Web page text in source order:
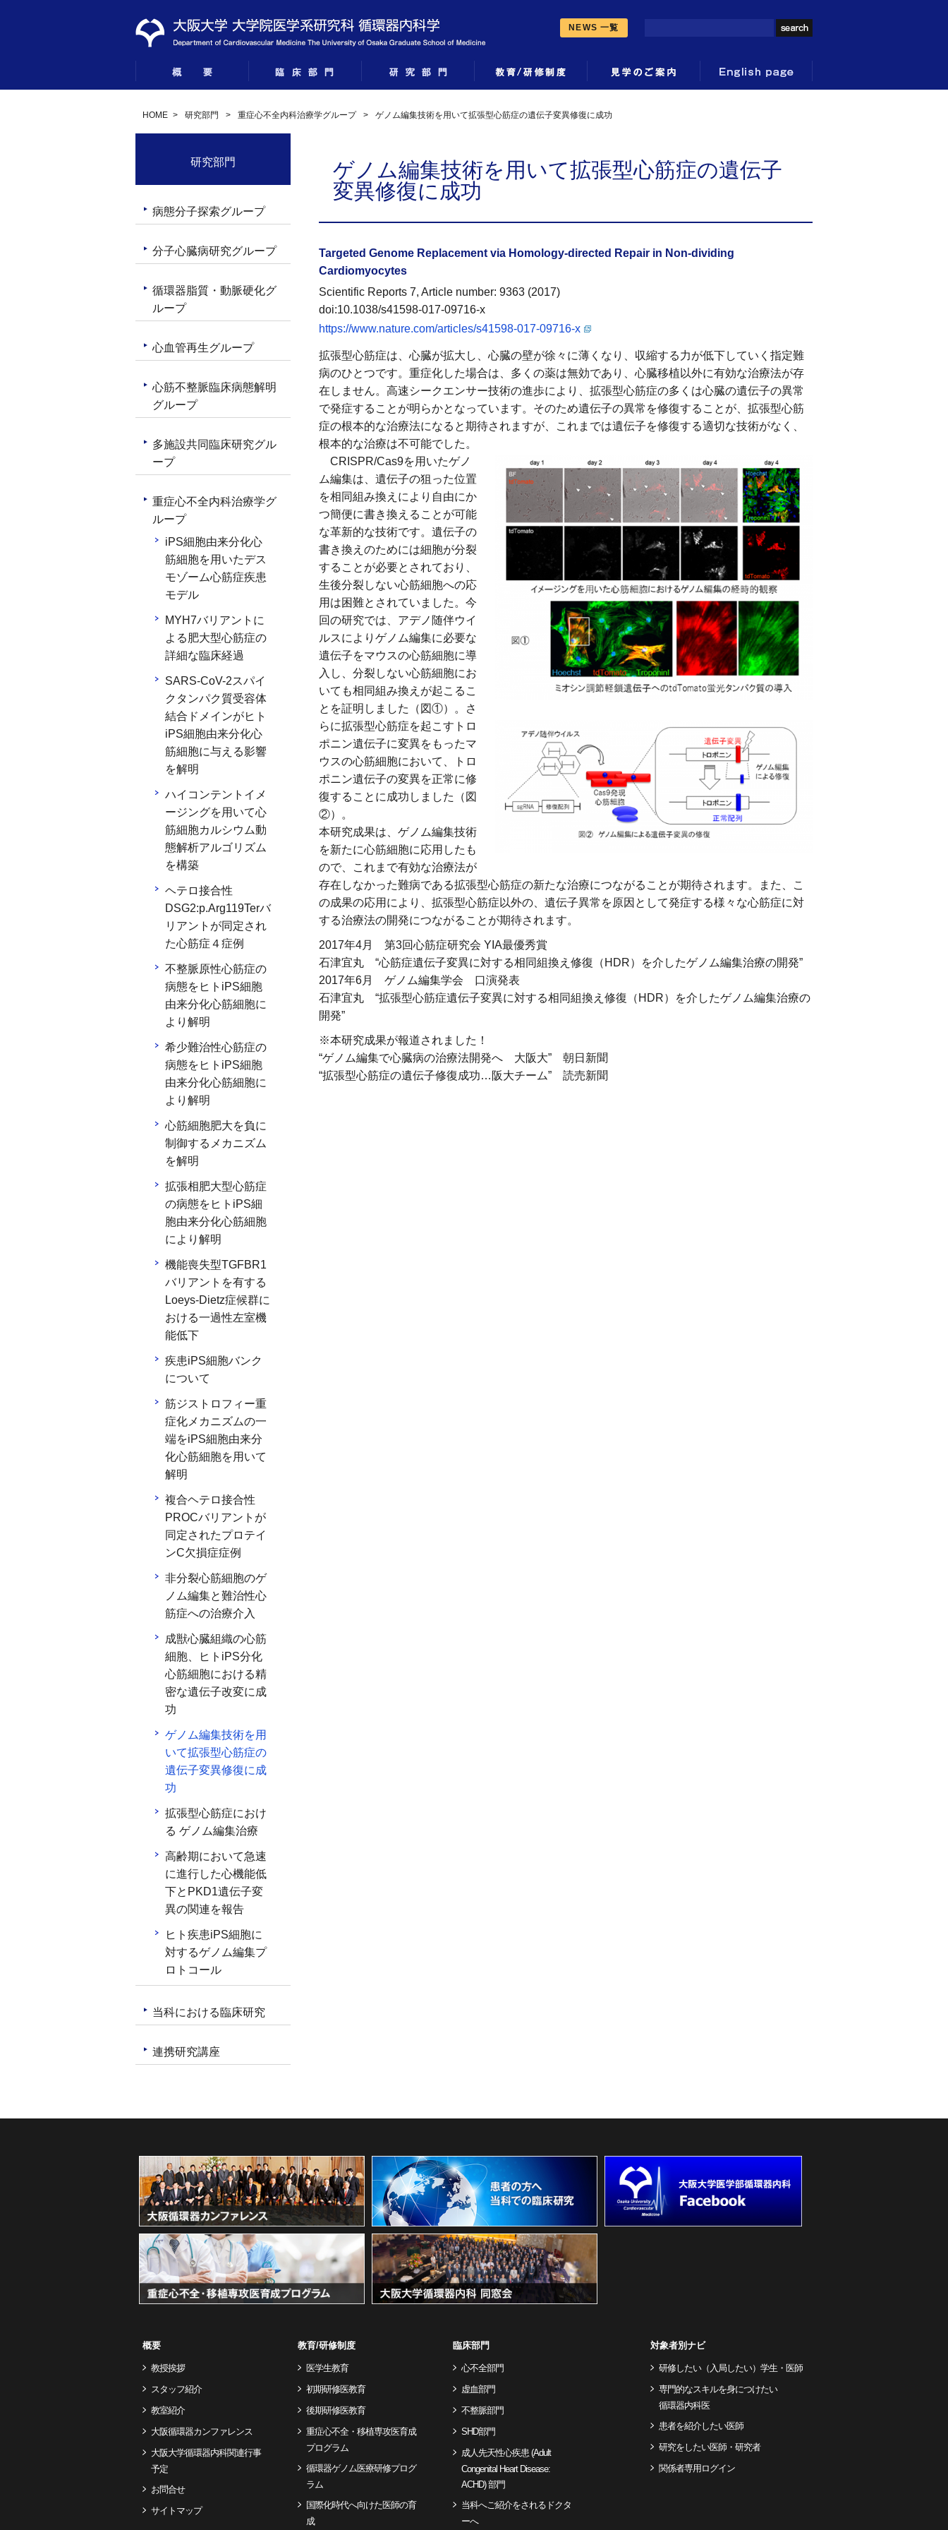
NEWS 一覧
HOME > 研究部門 > 重症心不全内科治療学グループ > ゲノム編集技術を用いて拡張型心筋症の遺伝子変異修復に成功
ゲノム編集技術を用いて拡張型心筋症の遺伝子
変異修復に成功
Targeted Genome Replacement via Homology-directed Repair in Non-dividing
Cardiomyocytes
Scientific Reports 7, Article number: 9363 (2017)
doi:10.1038/s41598-017-09716-x
https://www.nature.com/articles/s41598-017-09716-x
拡張型心筋症は、心臓が拡大し、心臓の壁が徐々に薄くなり、収縮する力が低下していく指定難
病のひとつです。重症化した場合は、多くの薬は無効であり、心臓移植以外に有効な治療法が存
在しません。高速シークエンサー技術の進歩により、拡張型心筋症の多くは心臓の遺伝子の異常
で発症することが明らかとなっています。そのため遺伝子の異常を修復することが、拡張型心筋
症の根本的な治療法になると期待されますが、これまでは遺伝子を修復する適切な技術がなく、
根本的な治療は不可能でした。
CRISPR/Cas9を用いたゲノ
ム編集は、遺伝子の狙った位置
を相同組み換えにより自由にか
つ簡便に書き換えることが可能
な革新的な技術です。遺伝子の
書き換えのためには細胞が分裂
することが必要とされており、
生後分裂しない心筋細胞への応
用は困難とされていました。今
回の研究では、アデノ随伴ウイ
ルスによりゲノム編集に必要な
遺伝子をマウスの心筋細胞に導
入し、分裂しない心筋細胞にお
いても相同組み換えが起こるこ
とを証明しました（図①）。
さ
らに拡張型心筋症を起こすトロ
ポニン遺伝子に変異をもったマ
ウスの心筋細胞において、トロ
ポニン遺伝子の変異を正常に修
復することに成功しました（図
②）。
本研究成果は、ゲノム編集技術
を新たに心筋細胞に応用したも
ので、これまで有効な治療法が
存在しなかった難病である拡張型心筋症の新たな治療につながることが期待されます。また、こ
の成果の応用により、拡張型心筋症以外の、遺伝子異常を原因として発症する様々な心筋症に対
する治療法の開発につながることが期待されます。
2017年4月 第3回心筋症研究会 YIA最優秀賞
石津宜丸 “心筋症遺伝子変異に対する相同組換え修復（HDR）を介したゲノム編集治療の開発”
2017年6月 ゲノム編集学会 口演発表
石津宜丸 “拡張型心筋症遺伝子変異に対する相同組換え修復（HDR）を介したゲノム編集治療の
開発”
※本研究成果が報道されました！
“ゲノム編集で心臓病の治療法開発へ 大阪大” 朝日新聞
“拡張型心筋症の遺伝子修復成功…阪大チーム” 読売新聞
研究部門
病態分子探索グループ
分子心臓病研究グループ
循環器脂質・動脈硬化グ
ループ
心血管再生グループ
心筋不整脈臨床病態解明
グループ
多施設共同臨床研究グル
ープ
重症心不全内科治療学グ
ループ
iPS細胞由来分化心
筋細胞を用いたデス
モゾーム心筋症疾患
モデル
MYH7バリアントに
よる肥大型心筋症の
詳細な臨床経過
SARS-CoV-2スパイ
クタンパク質受容体
結合ドメインがヒト
iPS細胞由来分化心
筋細胞に与える影響
を解明
ハイコンテントイメ
ージングを用いて心
筋細胞カルシウム動
態解析アルゴリズム
を構築
ヘテロ接合性
DSG2:p.Arg119Terバ
リアントが同定され
た心筋症４症例
不整脈原性心筋症の
病態をヒトiPS細胞
由来分化心筋細胞に
より解明
希少難治性心筋症の
病態をヒトiPS細胞
由来分化心筋細胞に
より解明
心筋細胞肥大を負に
制御するメカニズム
を解明
拡張相肥大型心筋症
の病態をヒトiPS細
胞由来分化心筋細胞
により解明
機能喪失型TGFBR1
バリアントを有する
Loeys-Dietz症候群に
おける一過性左室機
能低下
疾患iPS細胞バンク
について
筋ジストロフィー重
症化メカニズムの一
端をiPS細胞由来分
化心筋細胞を用いて
解明
複合ヘテロ接合性
PROCバリアントが
同定されたプロテイ
ンC欠損症症例
非分裂心筋細胞のゲ
ノム編集と難治性心
筋症への治療介入
成獣心臓組織の心筋
細胞、ヒトiPS分化
心筋細胞における精
密な遺伝子改変に成
功
ゲノム編集技術を用
いて拡張型心筋症の
遺伝子変異修復に成
功
拡張型心筋症におけ
る ゲノム編集治療
高齢期において急速
に進行した心機能低
下とPKD1遺伝子変
異の関連を報告
ヒト疾患iPS細胞に
対するゲノム編集プ
ロトコール
当科における臨床研究
連携研究講座
概要
教授挨拶
スタッフ紹介
教室紹介
大阪循環器カンファレンス
大阪大学循環器内科関連行事
予定
お問合せ
サイトマップ
教育/研修制度
医学生教育
初期研修医教育
後期研修医教育
重症心不全・移植専攻医育成
プログラム
循環器ゲノム医療研修プログ
ラム
国際化時代へ向けた医師の育
成
臨床部門
心不全部門
虚血部門
不整脈部門
SHD部門
成人先天性心疾患 (Adult
Congenital Heart Disease:
ACHD) 部門
当科へご紹介をされるドクタ
ーへ
対象者別ナビ
研修したい（入局したい）学生・医師
専門的なスキルを身につけたい
循環器内科医
患者を紹介したい医師
研究をしたい医師・研究者
関係者専用ログイン